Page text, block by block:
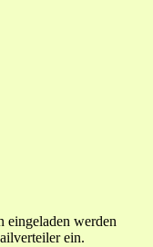
eingeladen werden
ein.